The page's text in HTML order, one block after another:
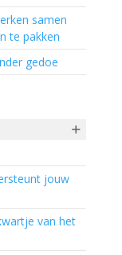
samen
te pakken
gedoe
+
jouw
van het